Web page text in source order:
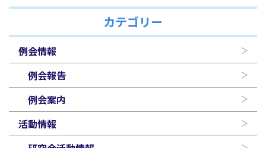
カテゴリー
例会情報
例会報告
例会案内
活動情報